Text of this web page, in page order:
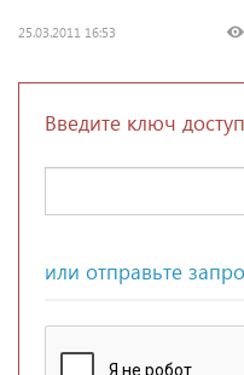
25.03.2011 16:53
Введите ключ
или отправьте